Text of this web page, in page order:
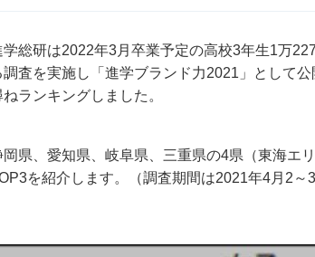
学総研は2022年3月卒業予定の高校3年生1万
査を実施し「進学ブランド力2021」として
ランキングしました。
県、愛知県、岐阜県、三重県の4県（東海エ
を紹介します。（調査期間は2021年4月2～